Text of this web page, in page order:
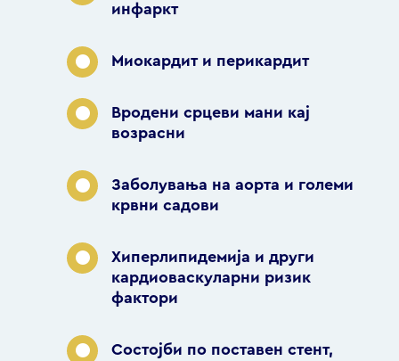
инфаркт
Миокардит и перикардит
Вродени срцеви мани кај
возрасни
Заболувања на аорта и големи
крвни садови
Хиперлипидемија и други
кардиоваскуларни ризик
фактори
Состојби по поставен стент,